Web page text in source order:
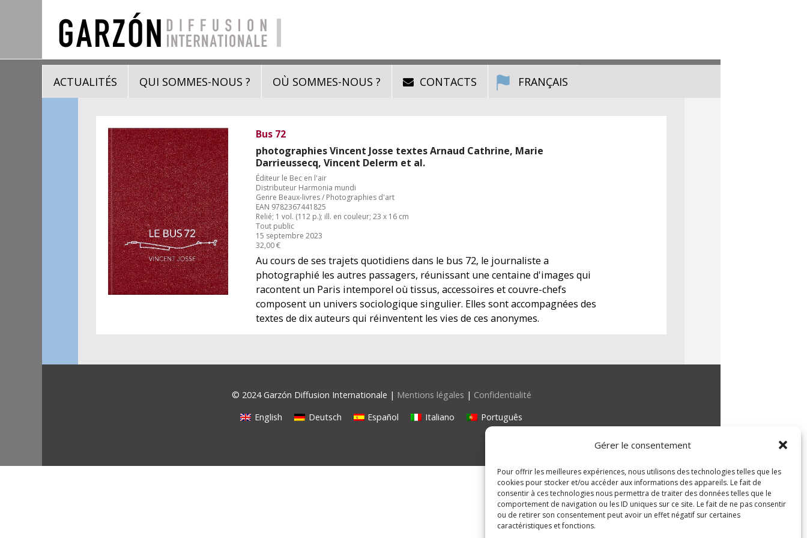
Gérer le consentement
Pour offrir les meilleures expériences, nous utilisons des technologies telles que les
cookies pour stocker et/ou accéder aux informations des appareils. Le fait de
consentir à ces technologies nous permettra de traiter des données telles que le
comportement de navigation ou les ID uniques sur ce site. Le fait de ne pas consentir
ou de retirer son consentement peut avoir un effet négatif sur certaines
caractéristiques et fonctions.
ACTUALITÉS QUI SOMMES-NOUS ? OÙ SOMMES-NOUS ? CONTACTS FRANÇAIS
Bus 72
photographies Vincent Josse textes Arnaud Cathrine, Marie
Darrieussecq, Vincent Delerm et al.
Éditeur le Bec en l'air
Distributeur Harmonia mundi
Genre Beaux-livres / Photographies d'art
EAN 9782367441825
Relié; 1 vol. (112 p.); ill. en couleur; 23 x 16 cm
Tout public
15 septembre 2023
32,00 €
Au cours de ses trajets quotidiens dans le bus 72, le journaliste a
photographié les autres passagers, réunissant une centaine d'images qui
racontent un Paris intemporel où tissus, accessoires et couvre-chefs
composent un univers sociologique singulier. Elles sont accompagnées des
textes de dix auteurs qui réinventent les vies de ces anonymes.
© 2024 Garzón Diffusion Internationale | Mentions légales | Confidentialité
English
Deutsch Español Italiano Português